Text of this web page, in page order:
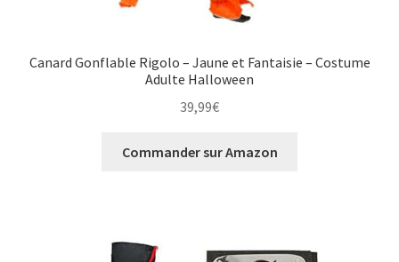
Canard Gonflable Rigolo – Jaune et Fantaisie – Costume
Adulte Halloween
39,99€
Commander sur Amazon